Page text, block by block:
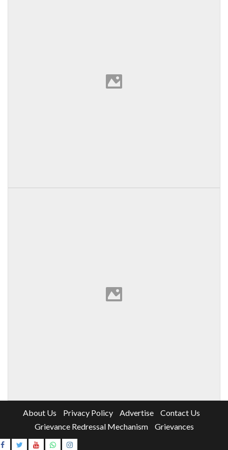
About Us Privacy Policy Advertise
Contact Us
Grievance Redressal Mechanism
Grievances
Instagram